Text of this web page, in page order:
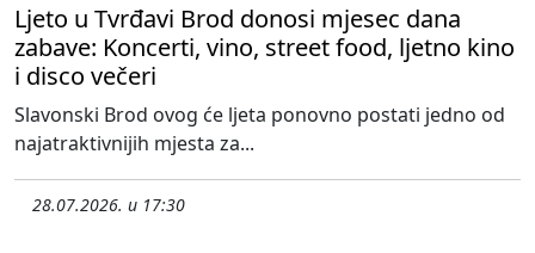
Ljeto u Tvrđavi Brod donosi mjesec dana
zabave: Koncerti, vino, street food, ljetno kino
i disco večeri
Slavonski Brod ovog će ljeta ponovno postati jedno od
najatraktivnijih mjesta za...
28.07.2026. u 17:30